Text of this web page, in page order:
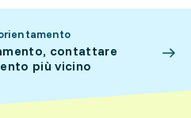
contattare
più vicino